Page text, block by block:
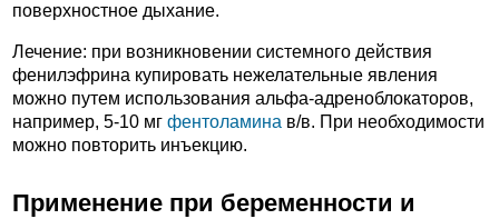
поверхностное дыхание.
Лечение: при возникновении системного действия
фенилэфрина купировать нежелательные явления
можно путем использования альфа-адреноблокаторов,
например, 5-10 мг фентоламина в/в. При необходимости
можно повторить инъекцию.
Применение при беременности и